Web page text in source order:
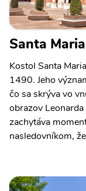
Santa
Kostol Santa
1490. Jeho
čo sa skrýva vo
obrazov
zachytáva
nasledovníkom,